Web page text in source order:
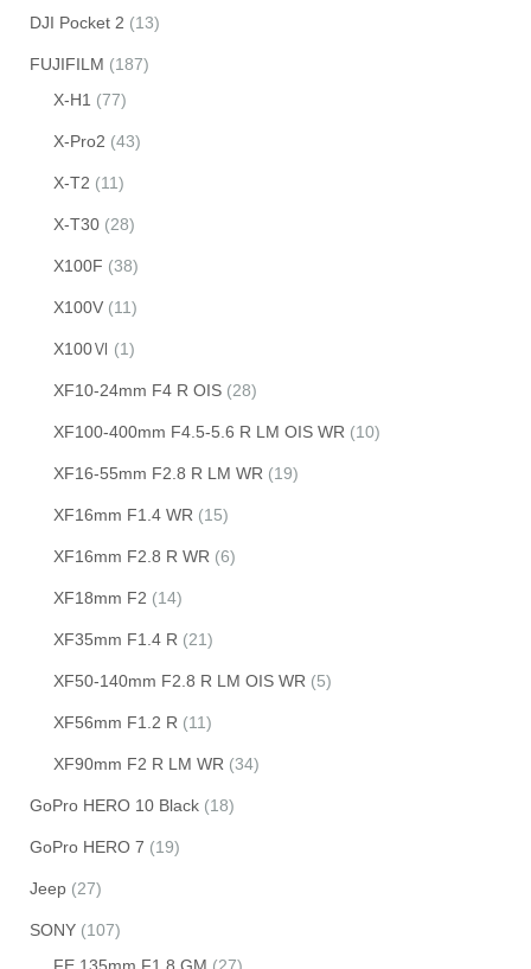
DJI Pocket 2 (13)
FUJIFILM (187)
X-H1 (77)
X-Pro2 (43)
X-T2 (11)
X-T30 (28)
X100F (38)
X100V (11)
X100Ⅵ (1)
XF10-24mm F4 R OIS (28)
XF100-400mm F4.5-5.6 R LM OIS WR (10)
XF16-55mm F2.8 R LM WR (19)
XF16mm F1.4 WR (15)
XF16mm F2.8 R WR (6)
XF18mm F2 (14)
XF35mm F1.4 R (21)
XF50-140mm F2.8 R LM OIS WR (5)
XF56mm F1.2 R (11)
XF90mm F2 R LM WR (34)
GoPro HERO 10 Black (18)
GoPro HERO 7 (19)
Jeep (27)
SONY (107)
FE 135mm F1.8 GM (27)